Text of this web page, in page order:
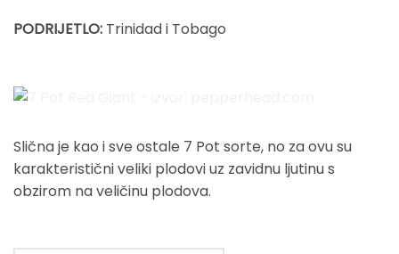
PODRIJETLO: Trinidad i Tobago
Slična je kao i sve ostale 7 Pot sorte, no za ovu su
karakteristični veliki plodovi uz zavidnu ljutinu s
obzirom na veličinu plodova.